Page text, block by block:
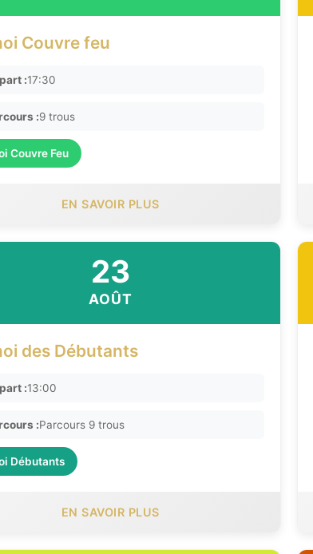
Couvre feu
:17:30
:9 trous
Couvre Feu
EN SAVOIR PLUS
23
AOÛT
des Débutants
:13:00
:Parcours 9 trous
Débutants
EN SAVOIR PLUS